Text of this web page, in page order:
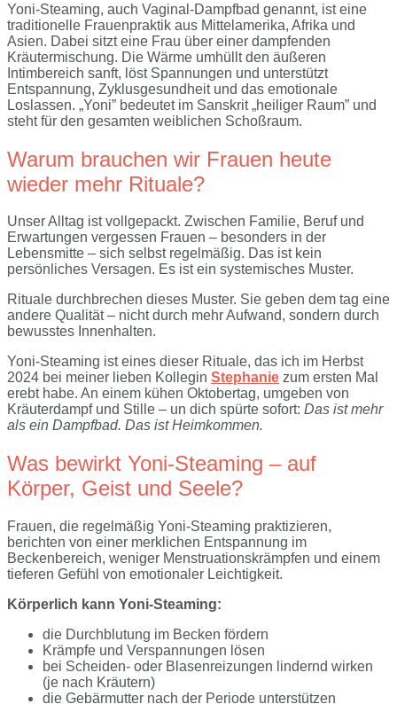
Yoni-Steaming, auch Vaginal-Dampfbad genannt, ist eine
traditionelle Frauenpraktik aus Mittelamerika, Afrika und
Asien. Dabei sitzt eine Frau über einer dampfenden
Kräutermischung. Die Wärme umhüllt den äußeren
Intimbereich sanft, löst Spannungen und unterstützt
Entspannung, Zyklusgesundheit und das emotionale
Loslassen. „Yoni” bedeutet im Sanskrit „heiliger Raum” und
steht für den gesamten weiblichen Schoßraum.
Warum brauchen wir Frauen heute
wieder mehr Rituale?
Unser Alltag ist vollgepackt. Zwischen Familie, Beruf und
Erwartungen vergessen Frauen – besonders in der
Lebensmitte – sich selbst regelmäßig. Das ist kein
persönliches Versagen. Es ist ein systemisches Muster.
Rituale durchbrechen dieses Muster. Sie geben dem tag eine
andere Qualität – nicht durch mehr Aufwand, sondern durch
bewusstes Innenhalten.
Yoni-Steaming ist eines dieser Rituale, das ich im Herbst
2024 bei meiner lieben Kollegin Stephanie zum ersten Mal
erebt habe. An einem kühen Oktobertag, umgeben von
Kräuterdampf und Stille – un dich spürte sofort: Das ist mehr
als ein Dampfbad. Das ist Heimkommen.
Was bewirkt Yoni-Steaming – auf
Körper, Geist und Seele?
Frauen, die regelmäßig Yoni-Steaming praktizieren,
berichten von einer merklichen Entspannung im
Beckenbereich, weniger Menstruationskrämpfen und einem
tieferen Gefühl von emotionaler Leichtigkeit.
Körperlich kann Yoni-Steaming:
die Durchblutung im Becken fördern
Krämpfe und Verspannungen lösen
bei Scheiden- oder Blasenreizungen lindernd wirken
(je nach Kräutern)
die Gebärmutter nach der Periode unterstützen